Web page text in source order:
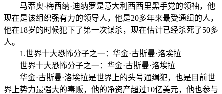
马蒂奥·梅西纳·迪纳罗是意大利西西里黑手党的领袖，他
现在是该组织强有力的领导人，他是20多年来最受通缉的人，
他在18岁的时候犯下了第一次谋杀，现在估计已经杀死了50多
人。
1.世界十大恐怖分子之一：华金·古斯曼·洛埃拉
世界十大恐怖分子之一：华金·古斯曼·洛埃拉
华金·古斯曼·洛埃拉是世界上的头号通缉犯，也是目前世
界上势力最强大的毒贩，他的净资产超过10亿美元，他也参与